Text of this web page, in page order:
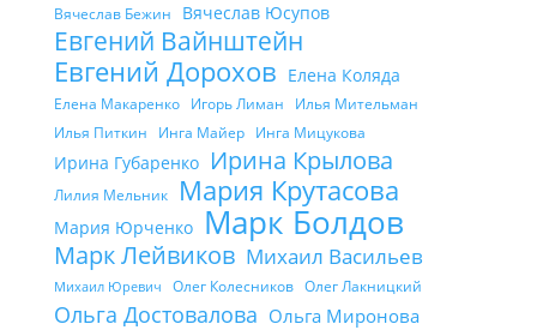
Вячеслав Бежин Вячеслав Юсупов
Евгений Вайнштейн
Евгений Дорохов Елена Коляда
Елена Макаренко Игорь Лиман
Илья Мительман
Илья Питкин
Инга Майер Инга Мицукова
Ирина Губаренко Ирина Крылова
Лилия Мельник Мария Крутасова
Мария Юрченко Марк Болдов
Марк Лейвиков Михаил Васильев
Михаил Юревич Олег Колесников Олег Лакницкий
Ольга Достовалова Ольга Миронова